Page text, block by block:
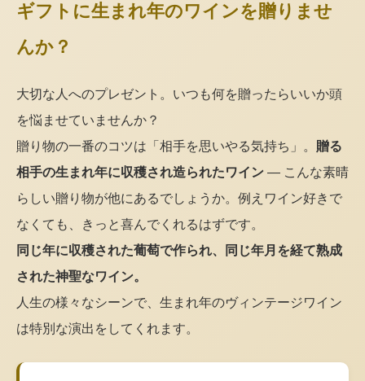
ギフトに生まれ年のワインを贈りませ
んか？
大切な人へのプレゼント。いつも何を贈ったらいいか頭
を悩ませていませんか？
贈り物の一番のコツは「相手を思いやる気持ち」。 贈る
相手の生まれ年に収穫され造られたワイン — こんな素晴
らしい贈り物が他にあるでしょうか。例えワイン好きで
なくても、きっと喜んでくれるはずです。
同じ年に収穫された葡萄で作られ、同じ年月を経て熟成
された神聖なワイン。
人生の様々なシーンで、生まれ年のヴィンテージワイン
は特別な演出をしてくれます。